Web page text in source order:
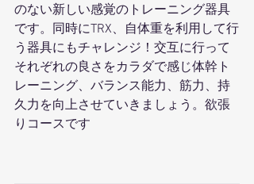
のない新しい感覚のトレーニング器具
です。同時にTRX、自体重を利用して行
う器具にもチャレンジ！交互に行って
それぞれの良さをカラダで感じ体幹ト
レーニング、バランス能力、筋力、持
久力を向上させていきましょう。欲張
りコースです